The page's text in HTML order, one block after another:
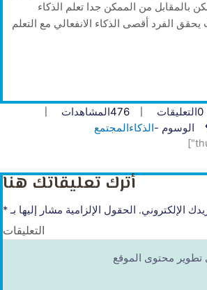
بالمقابل من الممكن جدا تعلم الذكاء
الفرد أقصى الذكاء الانفعالي مع التعلم
0التعليقات 476المشاهدات
الوسوم -الذكاءالمجتمع
أترك تعليقاتك هنا
الإلكتروني. الحقول الإلزامية مشار إليها بـ*
التعليقات